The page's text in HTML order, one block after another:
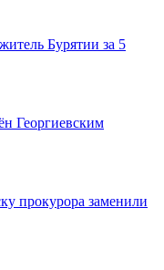
Бурятии за 5
Георгиевским
прокурора заменили